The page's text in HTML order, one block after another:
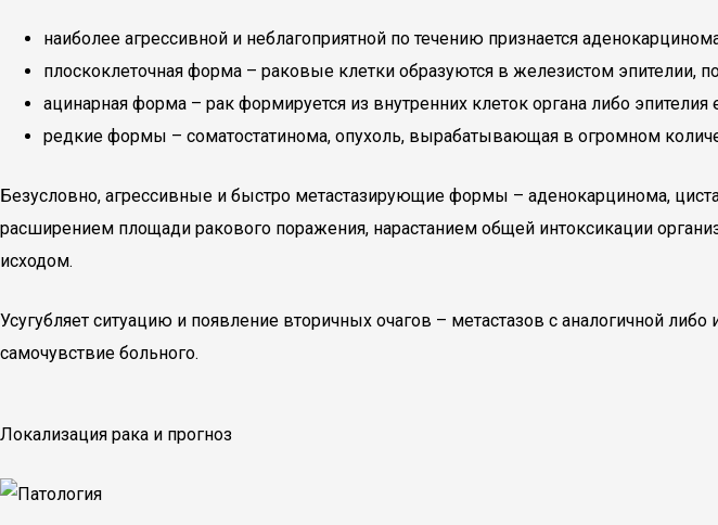
наиболее агрессивной и неблагоприятной по течению признается
плоскоклеточная форма – раковые клетки образуются в железистом
ацинарная форма – рак формируется из внутренних клеток органа либо эпителия
редкие формы – соматостатинома, опухоль, вырабатывающая в огромном
Безусловно, агрессивные и быстро метастазирующие формы – аденокарцинома,
расширением площади ракового поражения, нарастанием общей интоксикации
исходом.
Усугубляет ситуацию и появление вторичных очагов – метастазов с аналогичной
самочувствие больного.
Локализация рака и прогноз